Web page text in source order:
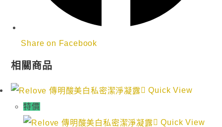
Share on Facebook
相關商品
Quick View
特價
Quick View